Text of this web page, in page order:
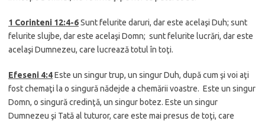
1 Corinteni 12:4-6Sunt felurite daruri, dar este acelaşi Duh; sunt
felurite slujbe, dar este acelaşi Domn; sunt felurite lucrări, dar este
acelaşi Dumnezeu, care lucrează totul în toţi.
Efeseni 4:4Este un singur trup, un singur Duh, după cum şi voi aţi
fost chemaţi la o singură nădejde a chemării voastre. Este un singur
Domn, o singură credinţă, un singur botez. Este un singur
Dumnezeu şi Tată al tuturor, care este mai presus de toţi, care